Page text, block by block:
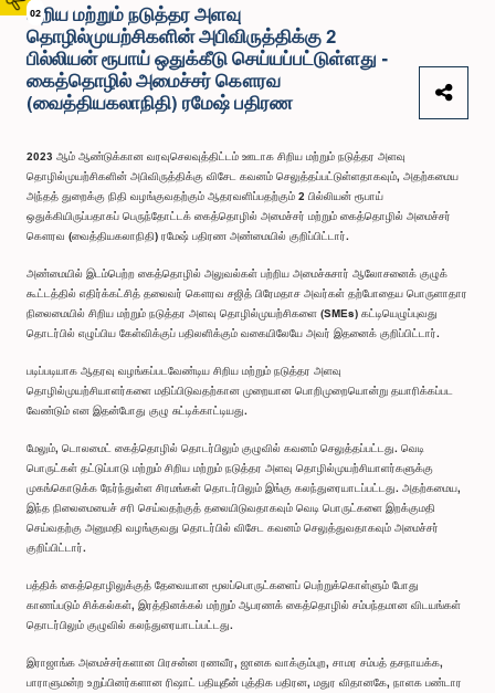
02
சிறிய மற்றும் நடுத்தர அளவு
தொழில்முயற்சிகளின் அபிவிருத்திக்கு 2
பில்லியன் ரூபாய் ஒதுக்கீடு செய்யப்பட்டுள்ளது -
கைத்தொழில் அமைச்சர் கௌரவ
(வைத்தியகலாநிதி) ரமேஷ் பதிரண
2023 ஆம் ஆண்டுக்கான வரவுசெலவுத்திட்டம் ஊடாக சிறிய மற்றும் நடுத்தர அளவு
தொழில்முயற்சிகளின் அபிவிருத்திக்கு விசேட கவனம் செலுத்தப்பட்டுள்ளதாகவும், அதற்கமைய
அந்தத் துறைக்கு நிதி வழங்குவதற்கும் ஆதரவளிப்பதற்கும் 2 பில்லியன் ரூபாய்
ஒதுக்கியிருப்பதாகப் பெருந்தோட்டக் கைத்தொழில் அமைச்சர் மற்றும் கைத்தொழில் அமைச்சர்
கௌரவ (வைத்தியகலாநிதி) ரமேஷ் பதிரண அண்மையில் குறிப்பிட்டார்.
அண்மையில் இடம்பெற்ற கைத்தொழில் அலுவல்கள் பற்றிய அமைச்சுசார் ஆலோசனைக் குழுக்
கூட்டத்தில் எதிர்க்கட்சித் தலைவர் கௌரவ சஜித் பிரேமதாச அவர்கள் தற்போதைய பொருளாதார
நிலைமையில் சிறிய மற்றும் நடுத்தர அளவு தொழில்முயற்சிகளை (SMEs) கட்டியெழுப்புவது
தொடர்பில் எழுப்பிய கேள்விக்குப் பதிலளிக்கும் வகையிலேயே அவர் இதனைக் குறிப்பிட்டார்.
படிப்படியாக ஆதரவு வழங்கப்படவேண்டிய சிறிய மற்றும் நடுத்தர அளவு
தொழில்முயற்சியாளர்களை மதிப்பிடுவதற்கான முறையான பொறிமுறையொன்று தயாரிக்கப்பட
வேண்டும் என இதன்போது குழு சுட்டிக்காட்டியது.
மேலும், டொலமைட் கைத்தொழில் தொடர்பிலும் குழுவில் கவனம் செலுத்தப்பட்டது. வெடி
பொருட்கள் தட்டுப்பாடு மற்றும் சிறிய மற்றும் நடுத்தர அளவு தொழில்முயற்சியாளர்களுக்கு
முகங்கொடுக்க நேர்ந்துள்ள சிரமங்கள் தொடர்பிலும் இங்கு கலந்துரையாடப்பட்டது. அதற்கமைய,
இந்த நிலைமையைச் சரி செய்வதற்குத் தலையிடுவதாகவும் வெடி பொருட்களை இறக்குமதி
செய்வதற்கு அனுமதி வழங்குவது தொடர்பில் விசேட கவனம் செலுத்துவதாகவும் அமைச்சர்
குறிப்பிட்டார்.
பத்திக் கைத்தொழிலுக்குத் தேவையான மூலப்பொருட்களைப் பெற்றுக்கொள்ளும் போது
காணப்படும் சிக்கல்கள், இரத்தினக்கல் மற்றும் ஆபரணக் கைத்தொழில் சம்பந்தமான விடயங்கள்
தொடர்பிலும் குழுவில் கலந்துரையாடப்பட்டது.
இராஜாங்க அமைச்சர்களான பிரசன்ன ரணவீர, ஜானக வாக்கும்புற, சாமர சம்பத் தசநாயக்க,
பாராளுமன்ற உறுப்பினர்களான ரிஷாட் பதியுதீன் புத்திக பதிரன, மதுர விதானகே, நாளக பண்டார